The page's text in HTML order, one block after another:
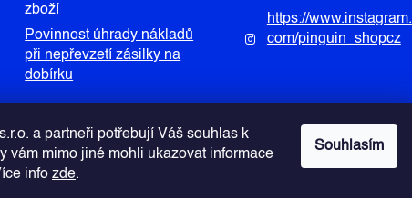
a partneři potřebují Váš souhlas k
vám mimo jiné mohli ukazovat informace
info zde.
Souhlasím
zboží
Povinnost úhrady nákladů
při nepřevzetí zásilky na
dobírku
https://www.instagram.
com/pinguin_shopcz